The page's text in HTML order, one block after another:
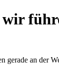
gerade an der